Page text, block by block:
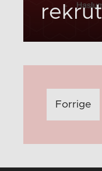
Forrige